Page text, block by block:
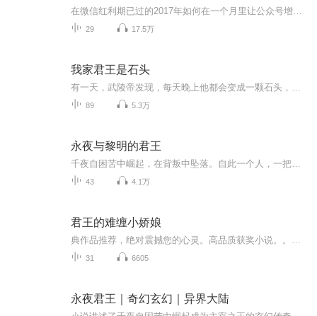
29 17.5万
我家君王是石头
89 5.3万
永夜与黎明的君王
43 4.1万
君王的难缠小娇娘
31 6605
永夜君王｜奇幻玄幻｜异界大陆